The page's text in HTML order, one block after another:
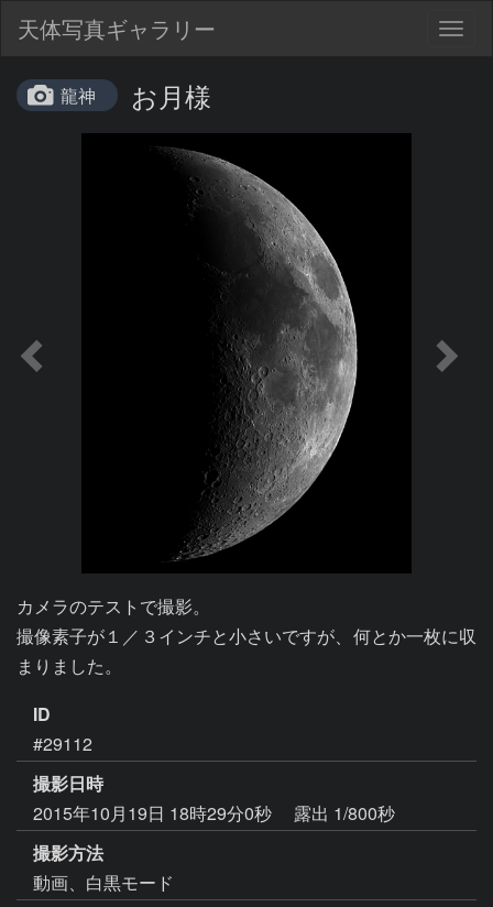
天体写真ギャラリー
龍神 お月様
カメラのテストで撮影。
撮像素子が１／３インチと小さいですが、何とか一枚に収
まりました。
ID
#29112
撮影日時
2015年10月19日 18時29分0秒
露出 1/800秒
撮影方法
動画、白黒モード